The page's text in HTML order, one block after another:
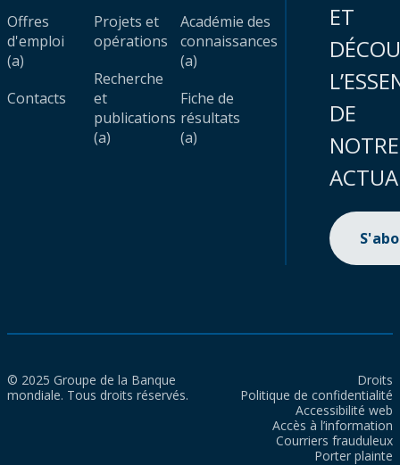
Offres
d'emploi
(a)
Contacts
Projets et
opérations
Recherche
et
publications
(a)
Académie des
connaissances
(a)
Fiche de
résultats
(a)
ET
DE
NOTRE
© 2025 Groupe de la Banque
mondiale. Tous droits réservés.
Droits
Politique de confidentialité
Accessibilité web
Accès à l’information
Courriers frauduleux
Porter plainte